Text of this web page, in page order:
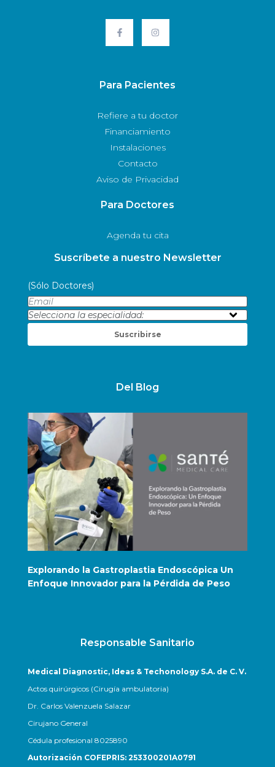
Para Pacientes
Refiere a tu doctor
Financiamiento
Instalaciones
Contacto
Aviso de Privacidad
Para Doctores
Agenda tu cita
Suscríbete a nuestro Newsletter
(Sólo Doctores)
Suscribirse
Del Blog
Explorando la Gastroplastia Endoscópica Un
Enfoque Innovador para la Pérdida de Peso
Responsable Sanitario
Medical Diagnostic, Ideas & Techonology S.A. de C. V.
Actos quirúrgicos (Cirugía ambulatoria)
Dr. Carlos Valenzuela Salazar
Cirujano General
Cédula profesional 8025890
Autorización COFEPRIS: 253300201A0791